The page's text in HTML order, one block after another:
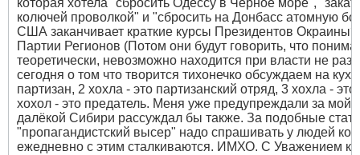
которая хотела "сбросить Одессу в Чёрное море",
колючей проволкой" и "сбросить на Донбасс атомную
США заканчивает краткие курсы Президентов
Партии Регионов (Потом они будут говорить, что
теоретически, невозможно находится при власти не
сегодня о том что творится тихонечко обсуждаем на
партизан, 2 хохла - это партизанский отряд, 3 хохла -
хохол - это предатель. Меня уже предупреждали за мой
далёкой Сибири рассуждал бы также. За подобные
"пропагандистский высер" надо спрашивать у людей
ежедневно с этим сталкиваются. ИМХО. С Уважением к